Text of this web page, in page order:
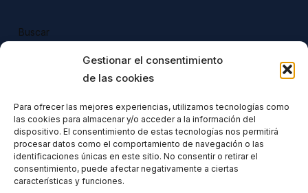
Gestionar el consentimiento
de las cookies
Para ofrecer las mejores experiencias, utilizamos tecnologías como
las cookies para almacenar y/o acceder a la información del
dispositivo. El consentimiento de estas tecnologías nos permitirá
procesar datos como el comportamiento de navegación o las
identificaciones únicas en este sitio. No consentir o retirar el
consentimiento, puede afectar negativamente a ciertas
características y funciones.
Buscar
Todos nuestros productos tienen
incluido el IVA en su precio.